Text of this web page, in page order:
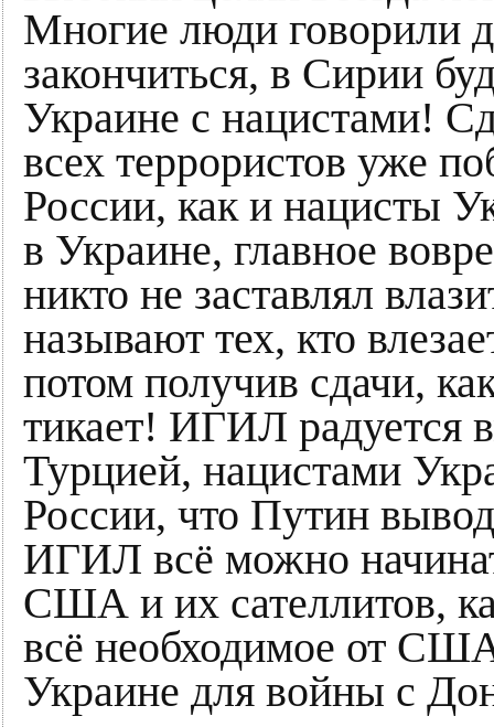
Многие люди говорили
закончиться, в Сирии
Украине с нацистами!
всех террористов уже
России, как и нацисты
в Украине, главное
никто не заставлял
называют тех, кто
потом получив сдачи,
тикает! ИГИЛ
Турцией, нацистами
России, что Путин
ИГИЛ всё можно
США и их сателлитов,
всё необходимое от
Украине для войны с